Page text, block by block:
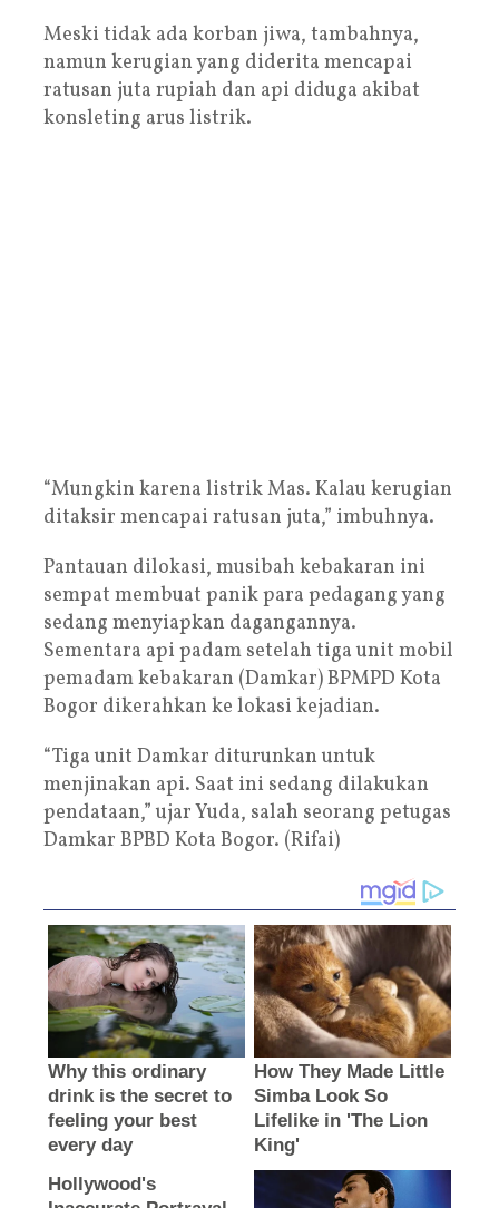
Meski tidak ada korban jiwa, tambahnya,
namun kerugian yang diderita mencapai
ratusan juta rupiah dan api diduga akibat
konsleting arus listrik.
“Mungkin karena listrik Mas. Kalau kerugian
ditaksir mencapai ratusan juta,” imbuhnya.
Pantauan dilokasi, musibah kebakaran ini
sempat membuat panik para pedagang yang
sedang menyiapkan dagangannya.
Sementara api padam setelah tiga unit mobil
pemadam kebakaran (Damkar) BPMPD Kota
Bogor dikerahkan ke lokasi kejadian.
“Tiga unit Damkar diturunkan untuk
menjinakan api. Saat ini sedang dilakukan
pendataan,” ujar Yuda, salah seorang petugas
Damkar BPBD Kota Bogor. (Rifai)